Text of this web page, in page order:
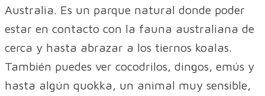
Australia. Es un parque natural donde poder
estar en contacto con la fauna australiana de
cerca y hasta abrazar a los tiernos koalas.
También puedes ver cocodrilos, dingos, emús y
hasta algún quokka, un animal muy sensible,